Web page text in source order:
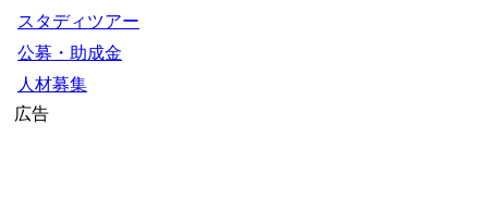
スタディツアー
公募・助成金
人材募集
広告